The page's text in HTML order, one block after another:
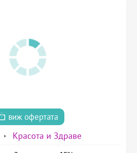
виж офертата
Красота и Здраве